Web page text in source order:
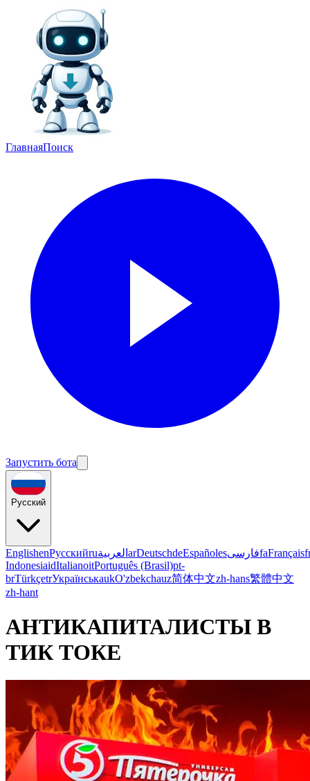
ГлавнаяПоиск
Запустить бота
Русский
EnglishenРусскийruالعربية arDeutschdeEspañolesفارسیfaFrançais
IndonesiaidItalianoitPortuguês (Brasil)pt-
brTürkçetrУкраїнськаukO'zbekchauz简体中文zh-hans繁體中文
zh-hant
АНТИКАПИТАЛИСТЫ В
ТИК ТОКЕ